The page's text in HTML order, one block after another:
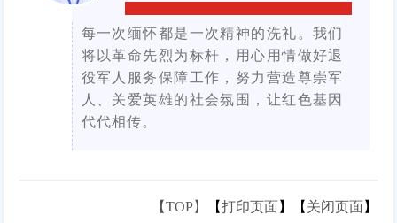
每一次缅怀都是一次精神的洗礼。我们
将以革命先烈为标杆，用心用情做好退
役军人服务保障工作，努力营造尊崇军
人、关爱英雄的社会氛围，让红色基因
代代相传。
【TOP】 【打印页面】【 关闭页面】